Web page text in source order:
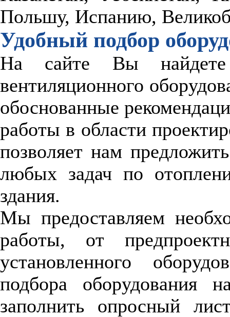
Польшу, Испанию,
Удобный подбор
На сайте Вы
вентиляционного
обоснованные
работы в области
позволяет нам
любых задач по
здания.
Мы предоставляем
работы, от
установленного
подбора оборудования
заполнить опросный